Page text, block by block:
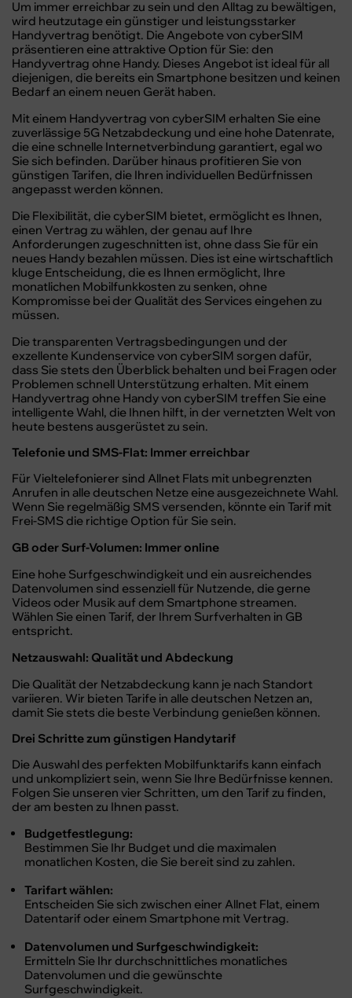
Um immer erreichbar zu sein und den Alltag zu bewältigen,
wird heutzutage ein günstiger und leistungsstarker
Handyvertrag benötigt. Die Angebote von cyberSIM
präsentieren eine attraktive Option für Sie: den
Handyvertrag ohne Handy. Dieses Angebot ist ideal für all
diejenigen, die bereits ein Smartphone besitzen und keinen
Bedarf an einem neuen Gerät haben.
Mit einem Handyvertrag von cyberSIM erhalten Sie eine
zuverlässige 5G Netzabdeckung und eine hohe Datenrate,
die eine schnelle Internetverbindung garantiert, egal wo
Sie sich befinden. Darüber hinaus profitieren Sie von
günstigen Tarifen, die Ihren individuellen Bedürfnissen
angepasst werden können.
Die Flexibilität, die cyberSIM bietet, ermöglicht es Ihnen,
einen Vertrag zu wählen, der genau auf Ihre
Anforderungen zugeschnitten ist, ohne dass Sie für ein
neues Handy bezahlen müssen. Dies ist eine wirtschaftlich
kluge Entscheidung, die es Ihnen ermöglicht, Ihre
monatlichen Mobilfunkkosten zu senken, ohne
Kompromisse bei der Qualität des Services eingehen zu
müssen.
Die transparenten Vertragsbedingungen und der
exzellente Kundenservice von cyberSIM sorgen dafür,
dass Sie stets den Überblick behalten und bei Fragen oder
Problemen schnell Unterstützung erhalten. Mit einem
Handyvertrag ohne Handy von cyberSIM treffen Sie eine
intelligente Wahl, die Ihnen hilft, in der vernetzten Welt von
heute bestens ausgerüstet zu sein.
Telefonie und SMS-Flat: Immer erreichbar
Für Vieltelefonierer sind Allnet Flats mit unbegrenzten
Anrufen in alle deutschen Netze eine ausgezeichnete Wahl.
Wenn Sie regelmäßig SMS versenden, könnte ein Tarif mit
Frei-SMS die richtige Option für Sie sein.
GB oder Surf-Volumen: Immer online
Eine hohe Surfgeschwindigkeit und ein ausreichendes
Datenvolumen sind essenziell für Nutzende, die gerne
Videos oder Musik auf dem Smartphone streamen.
Wählen Sie einen Tarif, der Ihrem Surfverhalten in GB
entspricht.
Netzauswahl: Qualität und Abdeckung
Die Qualität der Netzabdeckung kann je nach Standort
variieren. Wir bieten Tarife in alle deutschen Netzen an,
damit Sie stets die beste Verbindung genießen können.
Drei Schritte zum günstigen Handytarif
Die Auswahl des perfekten Mobilfunktarifs kann einfach
und unkompliziert sein, wenn Sie Ihre Bedürfnisse kennen.
Folgen Sie unseren vier Schritten, um den Tarif zu finden,
der am besten zu Ihnen passt.
Budgetfestlegung:
Bestimmen Sie Ihr Budget und die maximalen
monatlichen Kosten, die Sie bereit sind zu zahlen.
Tarifart wählen:
Entscheiden Sie sich zwischen einer Allnet Flat, einem
Datentarif oder einem Smartphone mit Vertrag.
Datenvolumen und Surfgeschwindigkeit:
Ermitteln Sie Ihr durchschnittliches monatliches
Datenvolumen und die gewünschte
Surfgeschwindigkeit.